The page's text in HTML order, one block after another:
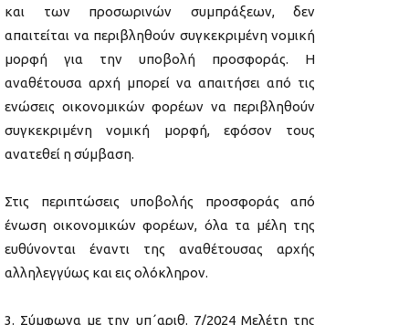
και των προσωρινών συμπράξεων, δεν
απαιτείται να περιβληθούν συγκεκριμένη νομική
μορφή για την υποβολή προσφοράς. Η
αναθέτουσα αρχή μπορεί να απαιτήσει από τις
ενώσεις οικονομικών φορέων να περιβληθούν
συγκεκριμένη νομική μορφή, εφόσον τους
ανατεθεί η σύμβαση.
Στις περιπτώσεις υποβολής προσφοράς από
ένωση οικονομικών φορέων, όλα τα μέλη της
ευθύνονται έναντι της αναθέτουσας αρχής
αλληλεγγύως και εις ολόκληρον.
Σύμφωνα με την υπ΄αριθ. 7/2024 Μελέτητης